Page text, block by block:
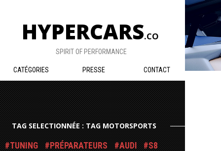
HYPERCARS.CO
SPIRIT OF PERFORMANCE
CATÉGORIES PRESSE CONTACT
TAG SELECTIONNÉE : TAG MOTORSPORTS
TUNING PRÉPARATEURS AUDI
S8